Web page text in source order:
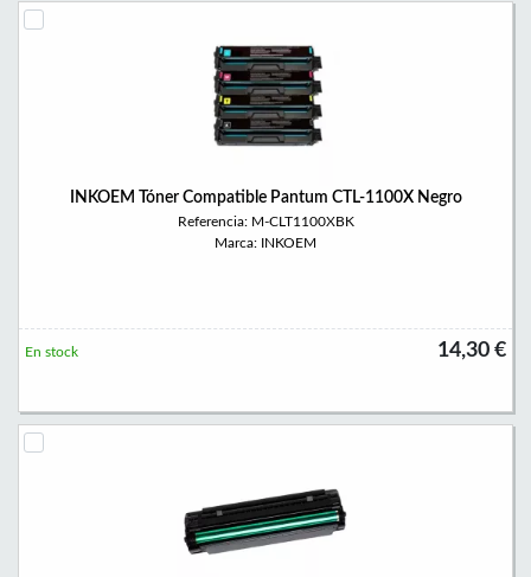
INKOEM Tóner Compatible Pantum CTL-1100X Negro
Referencia: M-CLT1100XBK
Marca: INKOEM
14,30 €
En stock